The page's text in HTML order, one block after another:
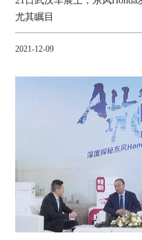
尤其瞩目
2021-12-09